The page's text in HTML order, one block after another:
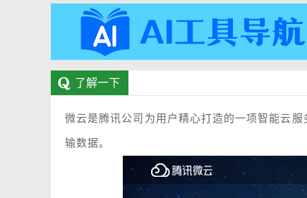
了解一下
微云是腾讯公司为用户精心打造的一项智能云
输数据。